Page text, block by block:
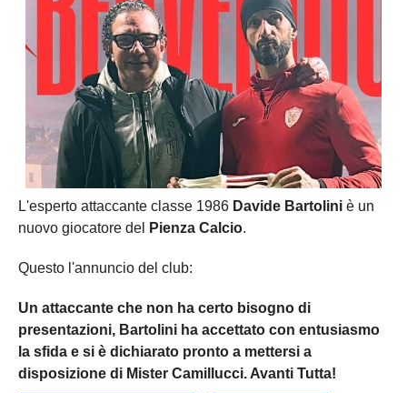
PRATO
SIENA
Carica la tua Rosa
Societa' piu'
Amatori AICS Lucca
L'esperto attaccante classe 1986 Davide Bartolini è un
nuovo giocatore del
Pienza Calcio.
Questo l'annuncio del club:
Un attaccante che non ha certo bisogno di
presentazioni, Bartolini ha accettato con entusiasmo
la sfida e si è dichiarato pronto a mettersi a
disposizione di Mister Camillucci. Avanti Tutta!